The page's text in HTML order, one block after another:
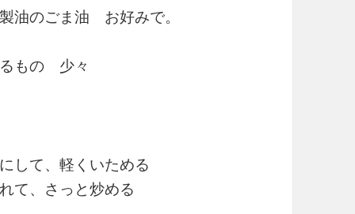
のごま油 お好みで。
もの 少々
して、軽くいためる
て、さっと炒める